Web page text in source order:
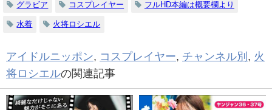
グラビア コスプレイヤー フルHD本編は概要欄より
水着 火将ロシエル
アイドルニッポン, コスプレイヤー, チャンネル別 , 火
将ロシエルの関連記事